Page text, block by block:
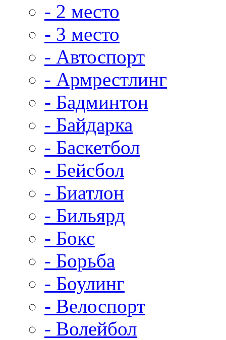
- 2 место
- 3 место
- Автоспорт
- Армрестлинг
- Бадминтон
- Байдарка
- Баскетбол
- Бейсбол
- Биатлон
- Бильярд
- Бокс
- Борьба
- Боулинг
- Велоспорт
- Волейбол